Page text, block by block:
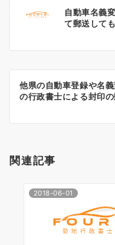
ン
自動車名義
て郵送して
他県の自動車登録や名
の行政書士による封印
関連記事
2018-06-01